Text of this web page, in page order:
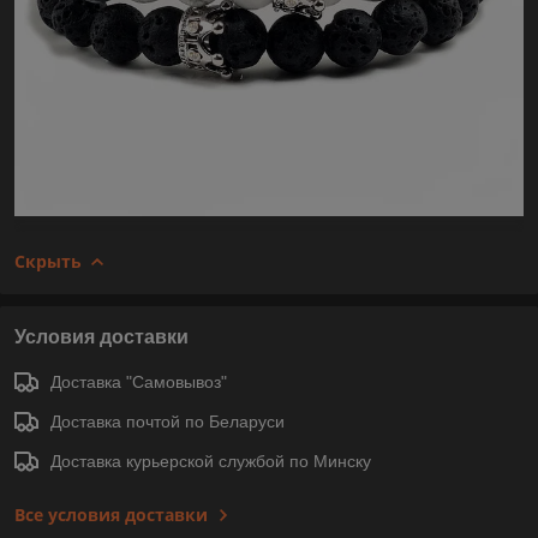
Скрыть
Условия доставки
Доставка "Самовывоз"
Доставка почтой по Беларуси
Доставка курьерской службой по Минску
Все условия доставки